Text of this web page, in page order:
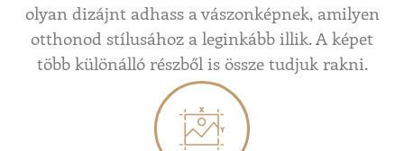
olyan dizájnt adhass a vászonképnek, amilyen
otthonod stílusához a leginkább illik. A képet
több különálló részből is össze tudjuk rakni.